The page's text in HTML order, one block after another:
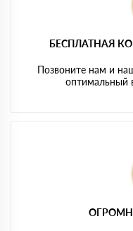
БЕСПЛАТНАЯ
Позвоните нам и
оптимальный